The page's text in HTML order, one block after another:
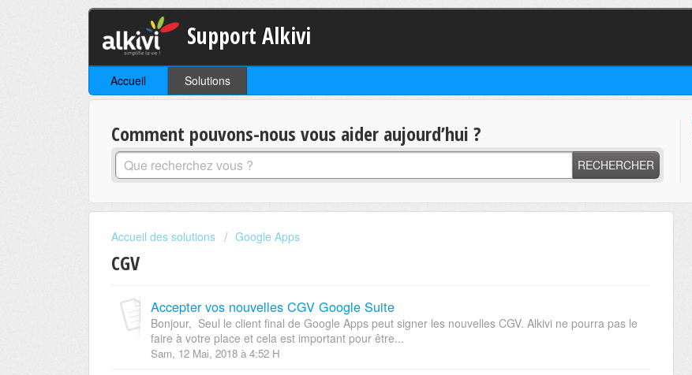
Support Alkivi
Accueil Solutions
Comment pouvons-nous vous aider aujourd’hui ?
RECHERCHER
Accueil des solutions Google Apps
CGV
Accepter vos nouvelles CGV Google Suite
Bonjour, Seul le client final de Google Apps peut signer les nouvelles CGV. Alkivi ne pourra pas le
faire à votre place et cela est important pour être...
Sam, 12 Mai, 2018 à 4:52 H